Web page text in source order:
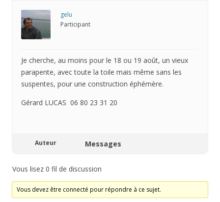
gelu
Participant
Je cherche, au moins pour le 18 ou 19 août, un vieux
parapente, avec toute la toile mais même sans les
suspentes, pour une construction éphémère.
Gérard LUCAS 06 80 23 31 20
Auteur Messages
Vous lisez 0 fil de discussion
Vous devez être connecté pour répondre à ce sujet.